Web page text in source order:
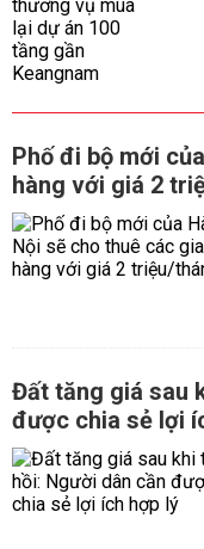
Phố đi bộ mới
hàng với giá 2
Đất tăng giá sau
được chia sẻ lợi